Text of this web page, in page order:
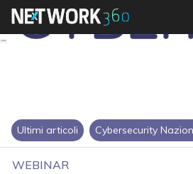
Ultimi articoli Cybersecurity
WEBINAR